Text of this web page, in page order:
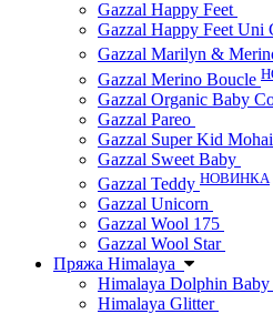
Gazzal Happy Feet
Gazzal Happy Feet Uni
Gazzal Marilyn &
Gazzal Merino Boucle
Gazzal Organic Baby
Gazzal Pareo
Gazzal Super Kid
Gazzal Sweet Baby
Gazzal Teddy НОВИНКА
Gazzal Unicorn
Gazzal Wool 175
Gazzal Wool Star
Пряжа Himalaya
Himalaya Dolphin Baby
Himalaya Glitter